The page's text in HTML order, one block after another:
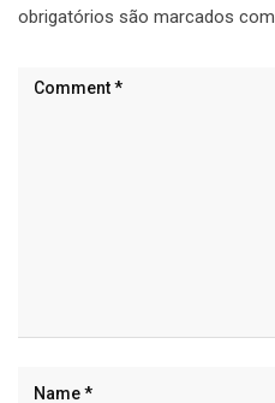
obrigatórios são marcados com